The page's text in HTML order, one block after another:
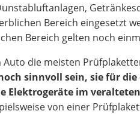
Bereich eingesetzt
Bereich gelten noch
Auto die meisten
sinnvoll sein, sie für die
Elektrogeräte im
von einer